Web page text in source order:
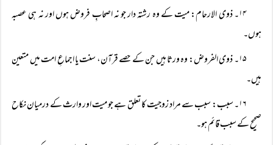
۱۴۔ ذوی الارحام: میت کے وہ رشتہ دار جو نہ اصحابِ فروض ہوں اور نہ ہی عصبہ
ہوں۔
۱۵۔ ذوی الفروض: وہ ورثا ہیں جن کے حصے قرآن، سنت یا اجماعِ امت میں متعین
ہیں۔
۱۶۔ سبب: سبب سے مراد زوجیت کا تعلق ہے جو میت اور وارث کے درمیان نکاح
صحیح کے سبب قائم ہو۔